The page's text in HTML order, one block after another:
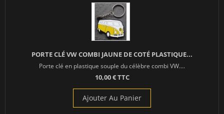
PORTE CLÉ VW COMBI JAUNE DE COTÉ PLASTIQUE...
Porte clé en plastique souple du célèbre combi VW....
10,00 € TTC
Ajouter Au Panier